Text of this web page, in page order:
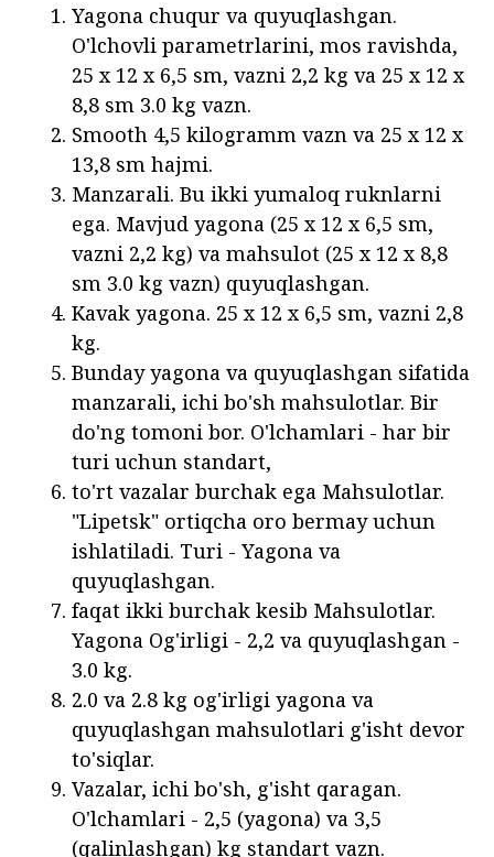
Yagona chuqur va quyuqlashgan.
O'lchovli parametrlarini, mos ravishda,
25 x 12 x 6,5 sm, vazni 2,2 kg va 25 x 12 x
8,8 sm 3.0 kg vazn.
Smooth 4,5 kilogramm vazn va 25 x 12 x
13,8 sm hajmi.
Manzarali. Bu ikki yumaloq ruknlarni
ega. Mavjud yagona (25 x 12 x 6,5 sm,
vazni 2,2 kg) va mahsulot (25 x 12 x 8,8
sm 3.0 kg vazn) quyuqlashgan.
Kavak yagona. 25 x 12 x 6,5 sm, vazni 2,8
kg.
Bunday yagona va quyuqlashgan sifatida
manzarali, ichi bo'sh mahsulotlar. Bir
do'ng tomoni bor. O'lchamlari - har bir
turi uchun standart,
to'rt vazalar burchak ega Mahsulotlar.
"Lipetsk" ortiqcha oro bermay uchun
ishlatiladi. Turi - Yagona va
quyuqlashgan.
faqat ikki burchak kesib Mahsulotlar.
Yagona Og'irligi - 2,2 va quyuqlashgan -
3.0 kg.
2.0 va 2.8 kg og'irligi yagona va
quyuqlashgan mahsulotlari g'isht devor
to'siqlar.
Vazalar, ichi bo'sh, g'isht qaragan.
O'lchamlari - 2,5 (yagona) va 3,5
(qalinlashgan) kg standart vazn.